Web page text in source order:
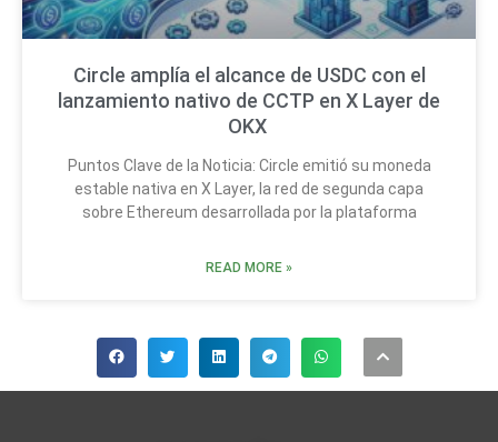
Circle amplía el alcance de USDC con el
lanzamiento nativo de CCTP en X Layer de
OKX
Puntos Clave de la Noticia: Circle emitió su moneda
estable nativa en X Layer, la red de segunda capa
sobre Ethereum desarrollada por la plataforma
READ MORE »